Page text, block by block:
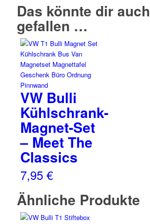
Das könnte dir auch
gefallen …
VW Bulli
Kühlschrank-
Magnet-Set
– Meet The
Classics
7,95 €
Ähnliche Produkte